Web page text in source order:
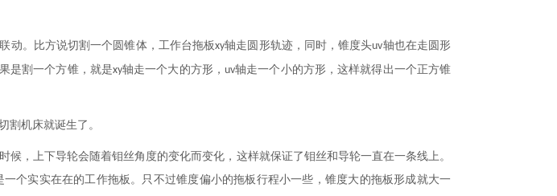
动。比方说切割一个圆锥体，工作台拖板xy轴走圆形轨迹，同时，锥度头uv轴也在走圆形
是割一个方锥，就是xy轴走一个大的方形， uv轴走一个小的方形，这样就得出一个正方锥
割机床就诞生了。
，上下导轮会随着钼丝角度的变化而变化，这样就保证了钼丝和导轮一直在一条线上。
一个实实在在的工作拖板。只不过锥度偏小的拖板行程小一些，锥度大的拖板形成就大一